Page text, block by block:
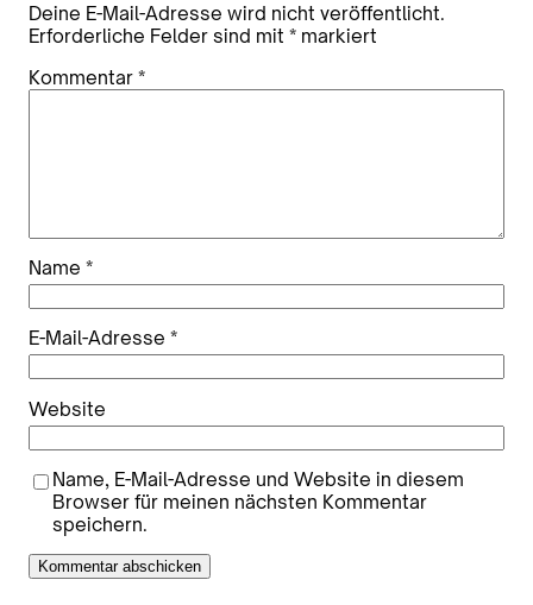
Deine E-Mail-Adresse wird nicht veröffentlicht.
Erforderliche Felder sind mit * markiert
Kommentar *
Name *
E-Mail-Adresse *
Website
Name, E-Mail-Adresse und Website in diesem
Browser für meinen nächsten Kommentar
speichern.